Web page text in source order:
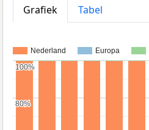
Grafiek
Tabel
Nederland Europa
80%
80%
100%
100%